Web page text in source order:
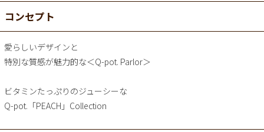
コンセプト
愛らしいデザインと
特別な質感が魅力的な＜Q-pot. Parlor＞
ビタミンたっぷりのジューシーな
Q-pot.「PEACH」Collection